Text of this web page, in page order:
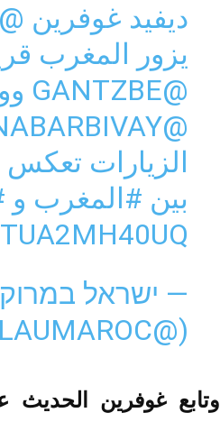
ديفيد غوفرين @DAVIDGOVRIN
يزور المغرب
@GANTZBE
@ORNABARBIVAY
الزيارات تعكس
بين #المغرب و
— ישראל
(@ISRAELAUMAROC)
وتابع غوفرين